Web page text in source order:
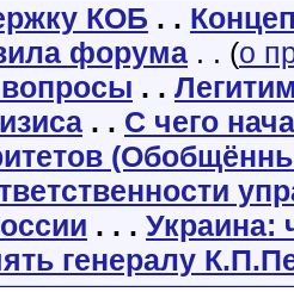
КОБ . .
форума . . (о
. .
. . С чего
. . . Украина:
генералу